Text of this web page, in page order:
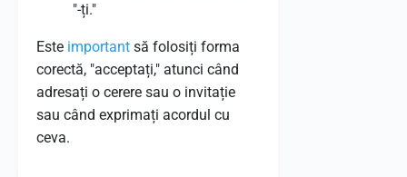
"-ți."
Este important să folosiți forma
corectă, "acceptați," atunci când
adresați o cerere sau o invitație
sau când exprimați acordul cu
ceva.